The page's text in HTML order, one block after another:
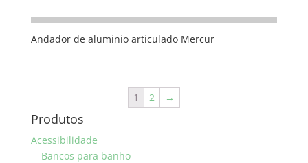
Andador de aluminio articulado Mercur
1 2 →
Produtos
Acessibilidade
Bancos para banho